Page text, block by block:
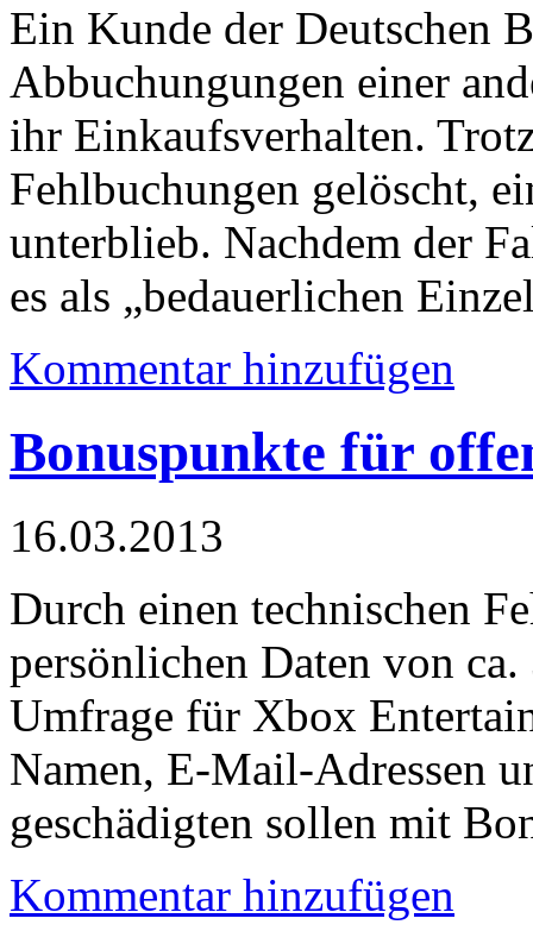
Ein Kunde der Deutschen
Abbuchungungen einer
ihr Einkaufsverhalten.
Fehlbuchungen gelöscht,
unterblieb. Nachdem der
es als „bedauerlichen
Kommentar hinzufügen
Bonuspunkte für
16.03.2013
Durch einen technischen
persönlichen Daten von
Umfrage für Xbox
Namen, E-Mail-Adressen
geschädigten sollen mit
Kommentar hinzufügen